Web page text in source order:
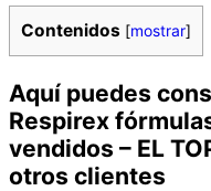
Contenidos [mostrar]
Aquí puedes
Respirex
vendidos – EL
otros clientes